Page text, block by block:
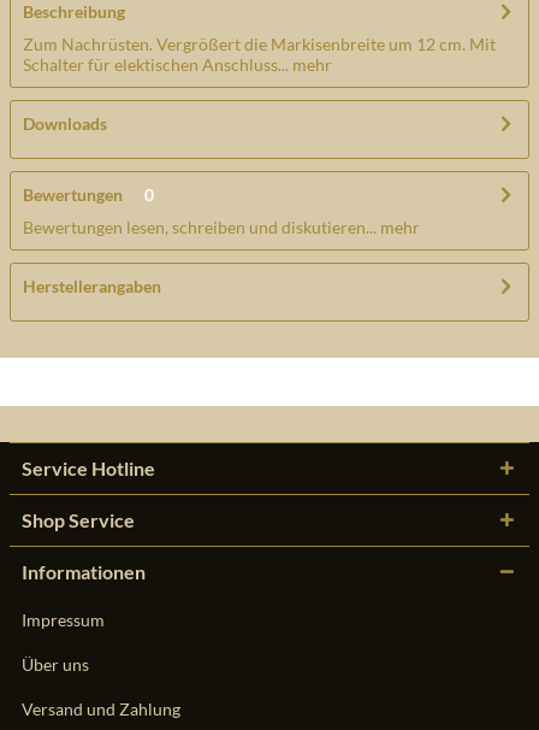
Beschreibung
Zum Nachrüsten. Vergrößert die Markisenbreite um 12 cm. Mit
Schalter für elektischen Anschluss... mehr
Downloads
Bewertungen
0
Bewertungen lesen, schreiben und diskutieren... mehr
Herstellerangaben
Service Hotline
Shop Service
Informationen
Impressum
Über uns
Versand und Zahlung